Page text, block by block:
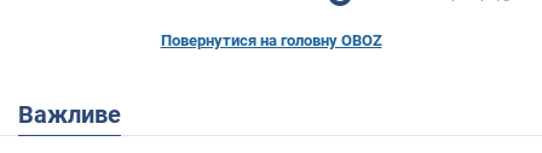
Повернутися на головну OBOZ
Важливе